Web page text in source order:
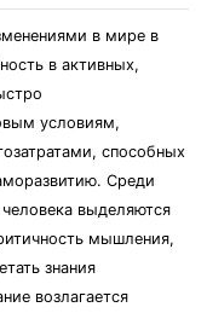
в мире в
в активных,
условиям,
способных
Среди
выделяются
мышления,
знания
возлагается